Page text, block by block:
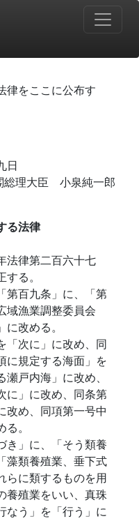
律をここに公布す
日
総理大臣 小泉純一郎
る法律
法律第二百六十七
る。
第百九条」に、「第
漁業調整委員会
改める。
「次に」に改め、同
に規定する海面」を
戸内海」に改め、
に」に改め、同条第
改め、同項第一号中
。
き」に、「そう類養
藻類養殖業、垂下式
らに類するものを用
養殖業をいい、真珠
なう」を「行う」に